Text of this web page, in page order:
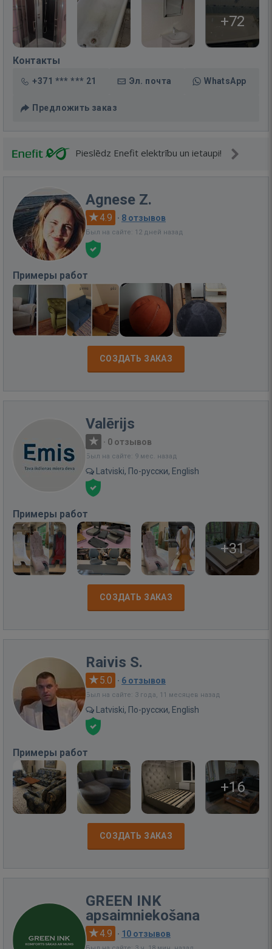
+72
Контакты
+371 *** *** 21 Эл. почта WhatsApp
Предложить заказ
Pieslēdz Enefit elektrību un ietaupi!
Agnese Z.
4.9 · 8 отзывов
Был на сайте: 12 дней назад
Примеры работ
СОЗДАТЬ ЗАКАЗ
Valērijs
· 0 отзывов
Был на сайте: 9 мес. назад
Latviski, По-русски, English
Примеры работ
+31
СОЗДАТЬ ЗАКАЗ
Raivis S.
5.0 · 6 отзывов
Был на сайте: 3 года, 11 месяцев назад
Latviski, По-русски, English
Примеры работ
+16
СОЗДАТЬ ЗАКАЗ
GREEN INK
apsaimniekošana
4.9 · 10 отзывов